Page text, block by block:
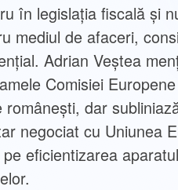
în legislația fiscală și
mediul de afaceri,
Adrian Veştea
Comisiei
dar
negociat cu Uniunea
eficientizarea